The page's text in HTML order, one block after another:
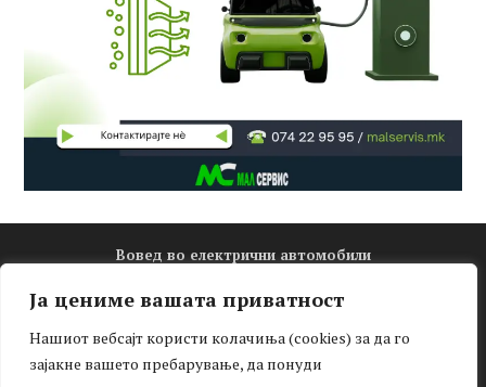
Ја цениме вашата приватност
Нашиот вебсајт користи колачиња (cookies) за да го
зајакне вашето пребарување, да понуди
Вовед во електрични автомобили
Новости
Зелена мобилност